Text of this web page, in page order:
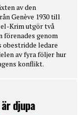
av den
Genève 1930 till
el-Krim utgör två
förenades genom
ledare
av fyra följer hur
konflikt.
djupa